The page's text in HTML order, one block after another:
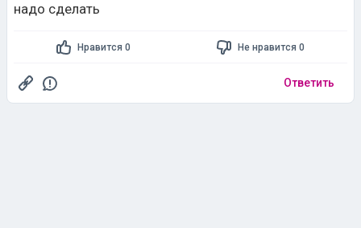
надо сделать
Нравится 0 Не нравится 0
Ответить